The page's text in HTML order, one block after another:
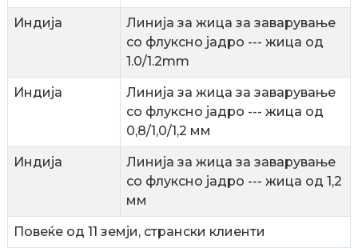
Индија
Линија за жица за заварување
со флуксно јадро --- жица од
1.0/1.2mm
Индија
Линија за жица за заварување
со флуксно јадро --- жица од
0,8/1,0/1,2 мм
Индија
Линија за жица за заварување
со флуксно јадро --- жица од 1,2
мм
Повеќе од 11 земји, странски клиенти